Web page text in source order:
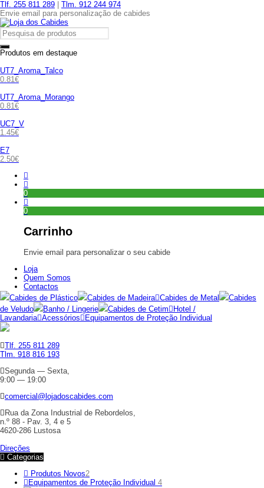
Tlf. 255 811 289
Tlm. 912 244 974
Envie email para personalização de cabides
Produtos em destaque
UT7_Aroma_Talco
0.81€
UT7_Aroma_Morango
0.81€
UC7_V
1.45€
E7
2.50€
0
0
Carrinho
Envie email para personalizar o seu cabide
Loja
Quem Somos
Contactos
Cabides de Plástico
Cabides de Madeira Cabides de Metal
Cabides
de Veludo
Banho / Lingerie Cabides de Cetim
Hotel /
Lavandaria Acessórios Equipamentos de Proteção Individual
Tlf. 255 811 289
Tlm. 918 816 193
Segunda — Sexta,
9:00 — 19:00
comercial@lojadoscabides.com
Rua da Zona Industrial de Rebordelos,
n.º 88 - Pav. 3, 4 e 5
4620-286 Lustosa
Direções
Categorias
Produtos Novos2
Equipamentos de Proteção Individual 4